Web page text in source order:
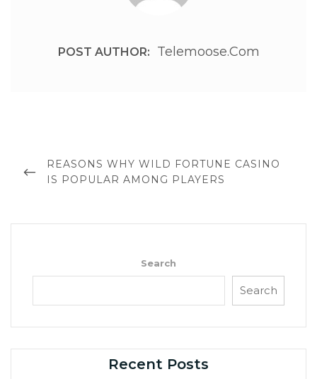
POST AUTHOR: Telemoose.com
navigation
PREVIOUS
POST
REASONS WHY WILD FORTUNE CASINO
IS POPULAR AMONG PLAYERS
Search
Search
Recent Posts